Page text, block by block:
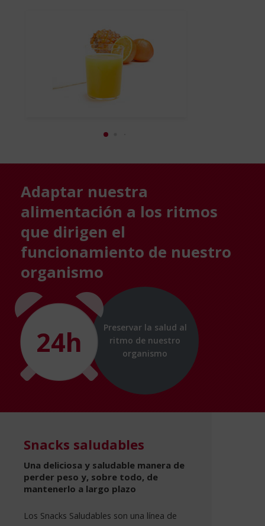
Adaptar nuestra
alimentación a los ritmos
que dirigen el
funcionamiento de nuestro
organismo
24h
Preservar la salud al
ritmo de nuestro
organismo
Snacks saludables
Una deliciosa y saludable manera de
perder peso y, sobre todo, de
mantenerlo a largo plazo
Los Snacks Saludables son una línea de